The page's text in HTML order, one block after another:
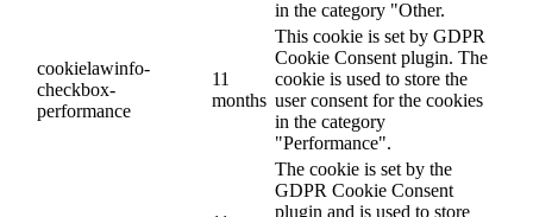
in the category "Other.
cookielawinfo-
checkbox-
performance
11
months
This cookie is set by GDPR
Cookie Consent plugin. The
cookie is used to store the
user consent for the cookies
in the category
"Performance".
The cookie is set by the
GDPR Cookie Consent
plugin and is used to store